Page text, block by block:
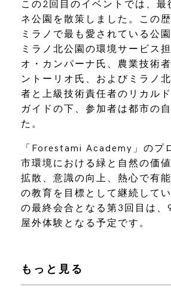
この2回目のイベントでは、最
ネ公園を散策しました。この
ミラノで最も愛されている公
ミラノ北公園の環境サービス
オ・カンパーナ氏、農業技術
ントーリオ氏、およびミラノ
者と上級技術責任者のリカル
ガイドの下、参加者は都市の
た。
「Forestami Academy」のプ
市環境における緑と自然の価
拡散、意識の向上、熱心で有
の教育を目標として継続して
の最終会合となる第3回目は、
屋外体験となる予定です。
もっと見る